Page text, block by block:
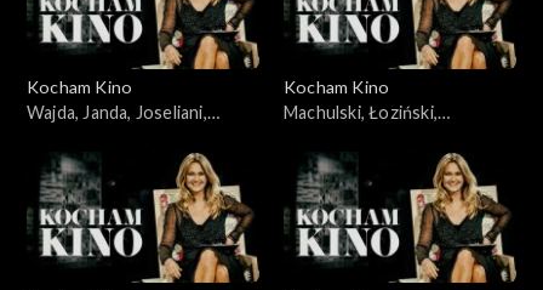
Kocham Kino
Wajda, Janda, Joseliani,
Kocham Kino
Machulski, Łoziński,